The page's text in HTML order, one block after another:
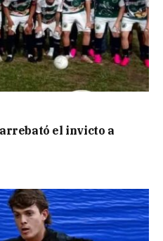
el invicto a